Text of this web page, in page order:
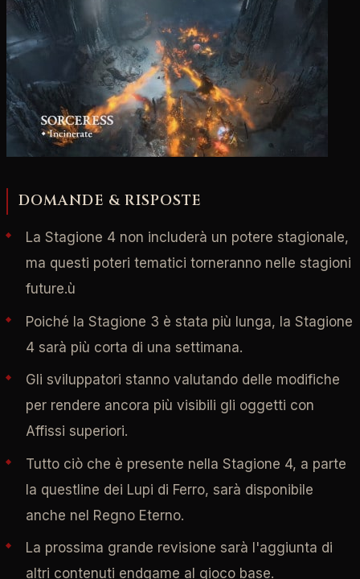
DOMANDE & RISPOSTE
La Stagione 4 non includerà un potere stagionale,
ma questi poteri tematici torneranno nelle stagioni
future.ù
Poiché la Stagione 3 è stata più lunga, la Stagione
4 sarà più corta di una settimana.
Gli sviluppatori stanno valutando delle modifiche
per rendere ancora più visibili gli oggetti con
Affissi superiori.
Tutto ciò che è presente nella Stagione 4, a parte
la questline dei Lupi di Ferro, sarà disponibile
anche nel Regno Eterno.
La prossima grande revisione sarà l'aggiunta di
altri contenuti endgame al gioco base.